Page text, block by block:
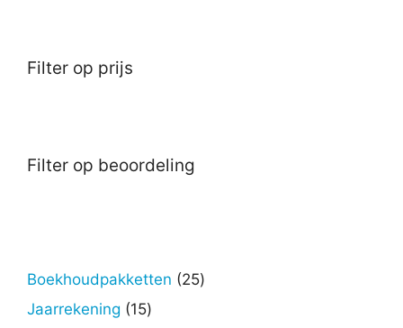
Filter op prijs
Filter op beoordeling
Boekhoudpakketten 2525
Jaarrekening 1515